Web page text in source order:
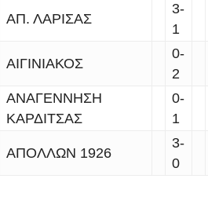
ΑΠ. ΛΑΡΙΣΑΣ
3-
1
ΑΙΓΙΝΙΑΚΟΣ
0-
2
ΑΝΑΓΕΝΝΗΣΗ
ΚΑΡΔΙΤΣΑΣ
0-
1
ΑΠΟΛΛΩΝ 1926
3-
0